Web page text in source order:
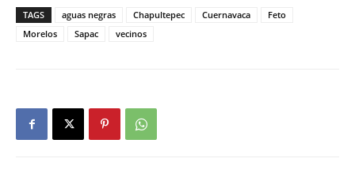
TAGS aguas negras Chapultepec Cuernavaca
Feto
Morelos
Sapac vecinos